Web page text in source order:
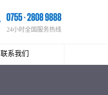
24小时全国服务热线
联系我们